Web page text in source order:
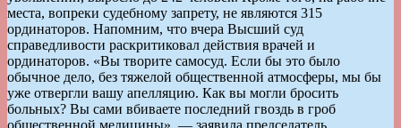
места, вопреки судебному запрету, не являются 315
ординаторов. Напомним, что вчера Высший суд
справедливости раскритиковал действия врачей и
ординаторов. «Вы творите самосуд. Если бы это было
обычное дело, без тяжелой общественной атмосферы, мы бы
уже отвергли вашу апелляцию. Как вы могли бросить
больных? Вы сами вбиваете последний гвоздь в гроб
общественной медицины», — заявила председатель